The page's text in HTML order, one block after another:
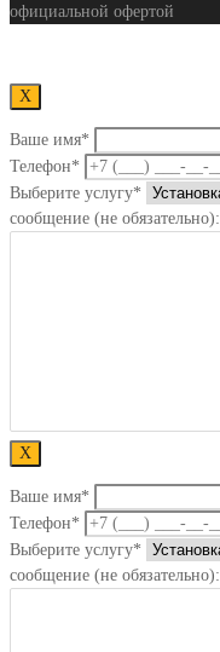
официальной офертой
Х
Ваше имя*
Телефон*
Выберите услугу*
сообщение (не обязательно):
Х
Ваше имя*
Телефон*
Выберите услугу*
сообщение (не обязательно):